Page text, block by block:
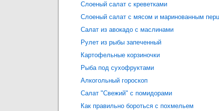
Слоеный салат с креветками
Слоеный салат с мясом и маринованным
Салат из авокадо с маслинами
Рулет из рыбы запеченный
Картофельные корзиночки
Рыба под сухофруктами
Алкогольный гороскоп
Салат "Свежий" с помидорами
Как правильно бороться с похмельем